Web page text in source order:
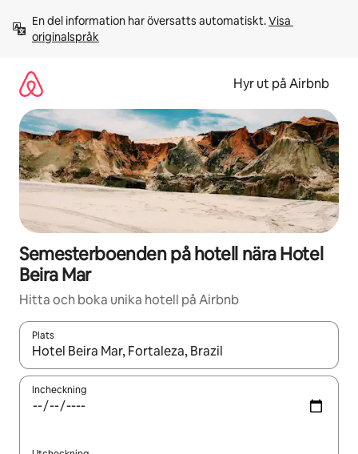
innehåll
En del information har översatts automatiskt. Visa
originalspråk
Hyr ut på Airbnb
Semesterboenden på hotell nära Hotel
Beira Mar
Hitta och boka unika hotell på Airbnb
Plats
När resultaten är tillgängliga kan du navigera med upp- och
Incheckning